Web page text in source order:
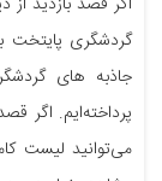
باغ گیاه
گردشگری پایتخت
جاذبه های
پرداخته‌ایم. اگر
می‌توانید لیست